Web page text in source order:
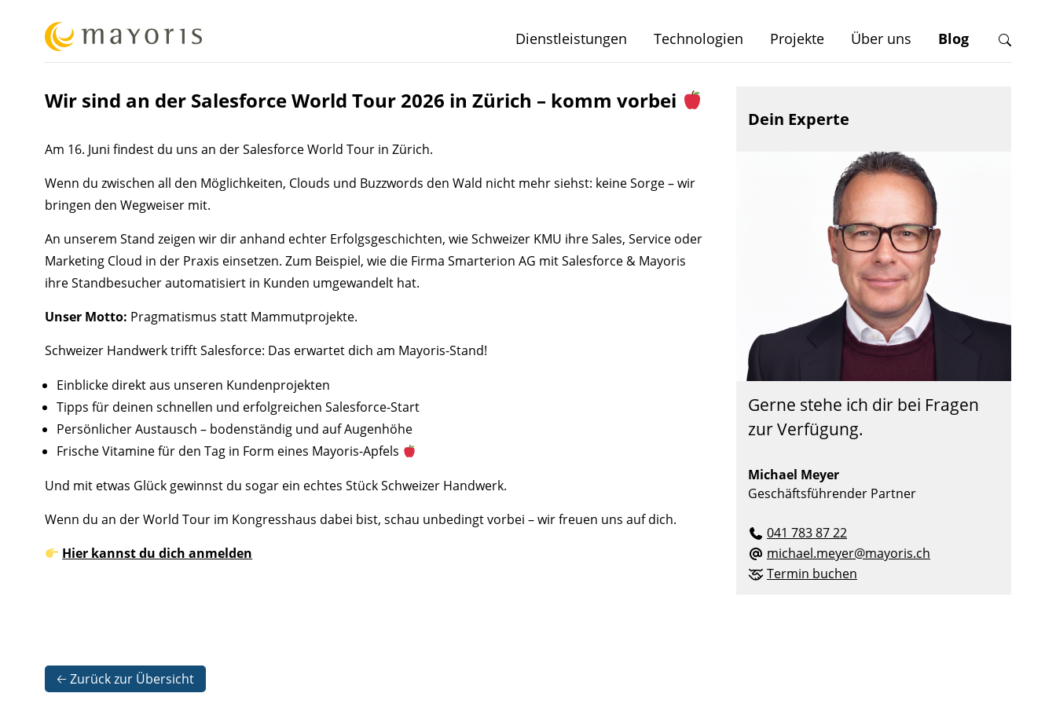
Dienstleistungen Technologien Projekte Über uns Blog
Dein Experte
Gerne stehe ich dir bei Fragen
zur Verfügung.
Michael Meyer
Geschäftsführender Partner
041 783 87 22
michael.meyer@mayoris.ch
Termin buchen
Wir sind an der Salesforce World Tour 2026 in Zürich – komm vorbei
Am 16. Juni findest du uns an der Salesforce World Tour in Zürich.
Wenn du zwischen all den Möglichkeiten, Clouds und Buzzwords den Wald nicht mehr siehst: keine Sorge – wir
bringen den Wegweiser mit.
An unserem Stand zeigen wir dir anhand echter Erfolgsgeschichten, wie Schweizer KMU ihre Sales, Service oder
Marketing Cloud in der Praxis einsetzen. Zum Beispiel, wie die Firma Smarterion AG mit Salesforce & Mayoris
ihre Standbesucher automatisiert in Kunden umgewandelt hat.
Unser Motto: Pragmatismus statt Mammutprojekte.
Schweizer Handwerk trifft Salesforce: Das erwartet dich am Mayoris-Stand!
Einblicke direkt aus unseren Kundenprojekten
Tipps für deinen schnellen und erfolgreichen Salesforce-Start
Persönlicher Austausch – bodenständig und auf Augenhöhe
Frische Vitamine für den Tag in Form eines Mayoris-Apfels
Und mit etwas Glück gewinnst du sogar ein echtes Stück Schweizer Handwerk.
Wenn du an der World Tour im Kongresshaus dabei bist, schau unbedingt vorbei – wir freuen uns auf dich.
Hier kannst du dich anmelden
🡠 Zurück zur Übersicht